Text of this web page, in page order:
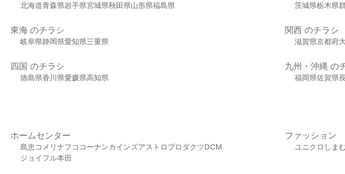
北海道青森県岩手県宮城県秋田県山形県福島県 茨城県栃木県
東海 のチラシ
岐阜県静岡県愛知県三重県
関西 のチラシ
滋賀県京都府
四国 のチラシ
徳島県香川県愛媛県高知県
九州・沖縄 の
福岡県佐賀県
ホームセンター
島忠 コメリ ナフコ コーナンカインズアストロプロダクツDCM
ジョイフル本田
ファッション
ユニクロ しま